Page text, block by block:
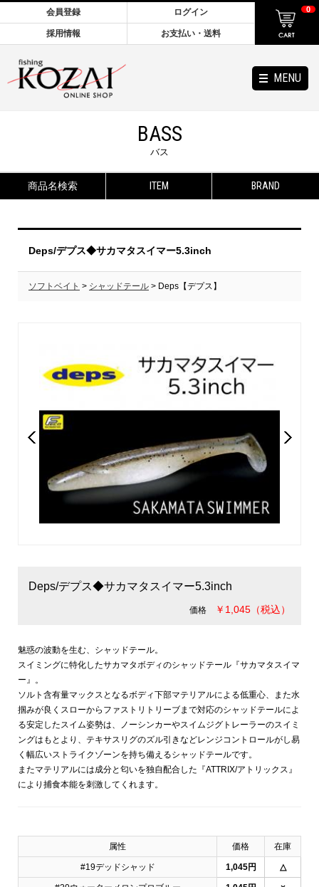
MENU
会員登録 ログイン
採用情報 お支払い・送料
0
BASS
バス
商品名検索 ITEM BRAND
Deps/デプス◆サカマタスイマー5.3inch
ソフトベイト > シャッドテール > Deps【デプス】
Deps/デプス◆サカマタスイマー5.3inch
価格 ￥1,045（税込）
魅惑の波動を生む、シャッドテール。
スイミングに特化したサカマタボディのシャッドテール『サカマタスイマ
ー』。
ソルト含有量マックスとなるボディ下部マテリアルによる低重心、また水
掴みが良くスローからファストリトリーブまで対応のシャッドテールによ
る安定したスイム姿勢は、ノーシンカーやスイムジグトレーラーのスイミ
ングはもとより、テキサスリグのズル引きなどレンジコントロールがし易
く幅広いストライクゾーンを持ち備えるシャッドテールです。
またマテリアルには成分と匂いを独自配合した『ATTRIX/アトリックス』
により捕食本能を刺激してくれます。
属性 価格 在庫
#19デッドシャッド 1,045円 △